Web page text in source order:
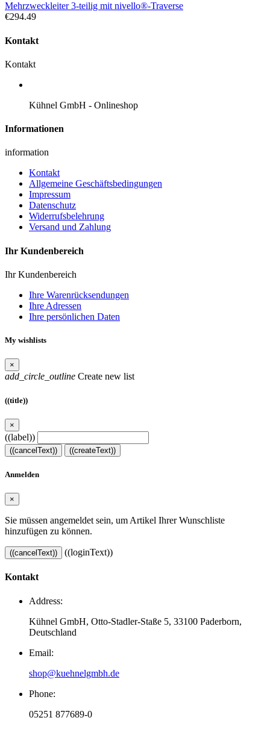
Mehrzweckleiter 3-teilig mit nivello®-Traverse
€294.49
Kontakt
Kontakt
Kühnel GmbH - Onlineshop
Informationen
information
Kontakt
Allgemeine Geschäftsbedingungen
Impressum
Datenschutz
Widerrufsbelehrung
Versand und Zahlung
Ihr Kundenbereich
Ihr Kundenbereich
Ihre Warenrücksendungen
Ihre Adressen
Ihre persönlichen Daten
My wishlists
×
add_circle_outline Create new list
((title))
×
((label))
((cancelText)) ((createText))
Anmelden
×
Sie müssen angemeldet sein, um Artikel Ihrer Wunschliste
hinzufügen zu können.
((cancelText)) ((loginText))
Kontakt
Address:
Kühnel GmbH, Otto-Stadler-Staße 5, 33100 Paderborn,
Deutschland
Email:
shop@kuehnelgmbh.de
Phone:
05251 877689-0